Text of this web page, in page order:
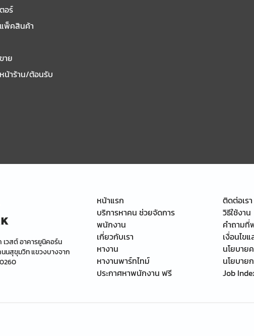
อร์
พ็คสินค้า
าย
น้าร้าน/ต้อนรับ
เวสต์ อาคารยูนิคอร์น
นนสุขุมวิท แขวงบางจาก
หน้าแรก
บริการหาคน ช่วยจัดการ
พนักงาน
เกี่ยวกับเรา
หางาน
หางานพาร์ทไทม์
ประกาศหาพนักงาน ฟรี
ติดต่อเรา
วิธีใช้งาน
คำถาม
เงื่อนไข
นโยบาย
นโยบาย
Job